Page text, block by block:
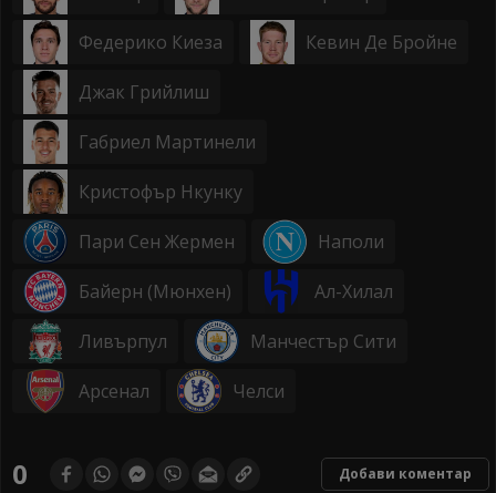
Федерико Киеза Кевин Де Бройне
Джак Грийлиш
Габриел Мартинели
Кристофър Нкунку
Пари Сен Жермен Наполи
Байерн (Мюнхен) Ал-Хилал
Ливърпул Манчестър Сити
Арсенал Челси
0 Добави коментар